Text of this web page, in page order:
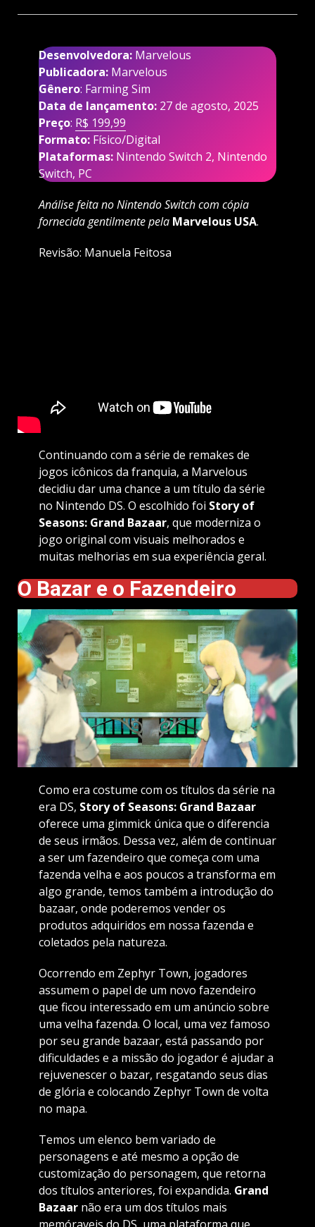
Desenvolvedora:Marvelous
Publicadora: Marvelous
Gênero: Farming Sim
Data de lançamento:27 de agosto, 2025
Preço: R$ 199,99
Formato: Físico/Digital
Plataformas:Nintendo Switch 2, Nintendo
Switch, PC
Análise feita no Nintendo Switch com cópia
fornecida gentilmente pelaMarvelous USA.
Revisão: Manuela Feitosa
Continuando com a série de remakes de
jogos icônicos da franquia, a Marvelous
decidiu dar uma chance a um título da série
no Nintendo DS. O escolhido foi Story of
Seasons: Grand Bazaar, que moderniza o
jogo original com visuais melhorados e
muitas melhorias em sua experiência geral.
O Bazar e o Fazendeiro
Como era costume com os títulos da série na
era DS, Story of Seasons: Grand Bazaar
oferece uma gimmick única que o diferencia
de seus irmãos. Dessa vez, além de continuar
a ser um fazendeiro que começa com uma
fazenda velha e aos poucos a transforma em
algo grande, temos também a introdução do
bazaar, onde poderemos vender os
produtos adquiridos em nossa fazenda e
coletados pela natureza.
Ocorrendo em Zephyr Town, jogadores
assumem o papel de um novo fazendeiro
que ficou interessado em um anúncio sobre
uma velha fazenda. O local, uma vez famoso
por seu grande bazaar, está passando por
dificuldades e a missão do jogador é ajudar a
rejuvenescer o bazar, resgatando seus dias
de glória e colocando Zephyr Town de volta
no mapa.
Temos um elenco bem variado de
personagens e até mesmo a opção de
customização do personagem, que retorna
dos títulos anteriores, foi expandida. Grand
Bazaarnão era um dos títulos mais